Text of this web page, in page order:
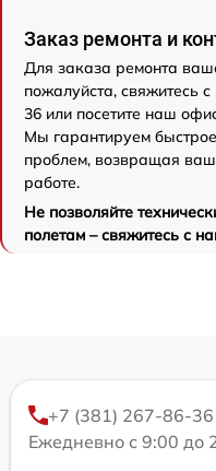
Заказ ремонта и
Для заказа ремонта
пожалуйста, свяжитесь
36 или посетите наш
Мы гарантируем
проблем, возвращая
работе.
Не позволяйте
полетам – свяжитесь с
+7 (381) 267-86-36
Ежедневно с 9:00 до